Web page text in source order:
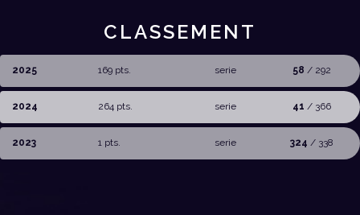
CLASSEMENT
2025 169 pts. serie 58 / 292
2024 264 pts. serie 41 / 366
2023 1 pts. serie 324 / 338